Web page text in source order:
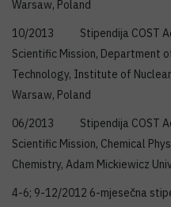
Warsaw, Poland
10/2013 Stipendija COST
Scientific Mission, Department
Technology, Institute of
Warsaw, Poland
06/2013 Stipendija COST
Scientific Mission, Chemical
Chemistry, Adam Mickiewicz
4-6; 9-12/2012 6-mjesečna